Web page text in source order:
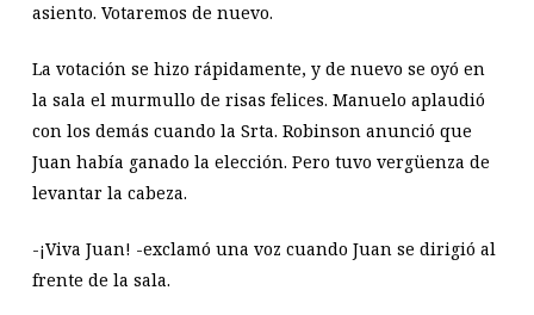
asiento. Votaremos de nuevo.
La votación se hizo rápidamente, y de nuevo se oyó en
la sala el murmullo de risas felices. Manuelo aplaudió
con los demás cuando la Srta. Robinson anunció que
Juan había ganado la elección. Pero tuvo vergüenza de
levantar la cabeza.
-¡Viva Juan! -exclamó una voz cuando Juan se dirigió al
frente de la sala.